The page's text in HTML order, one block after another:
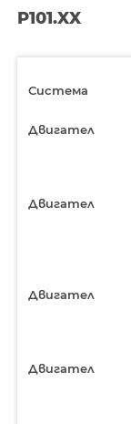
P101.XX
Система
Двигател
Двигател
Двигател
Двигател